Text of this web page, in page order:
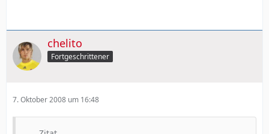
chelito
Fortgeschrittener
7. Oktober 2008 um 16:48